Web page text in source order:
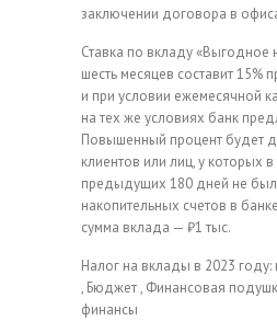
заключении договора в
Ставка по вкладу «Выгодное
шесть месяцев составит 15%
и при условии ежемесячной
на тех же условиях банк
Повышенный процент будет
клиентов или лиц, у которых в
предыдущих 180 дней не
накопительных счетов в
сумма вклада — ₽1 тыс.
Налог на вклады в 2023
, Бюджет , Финансовая
финансы